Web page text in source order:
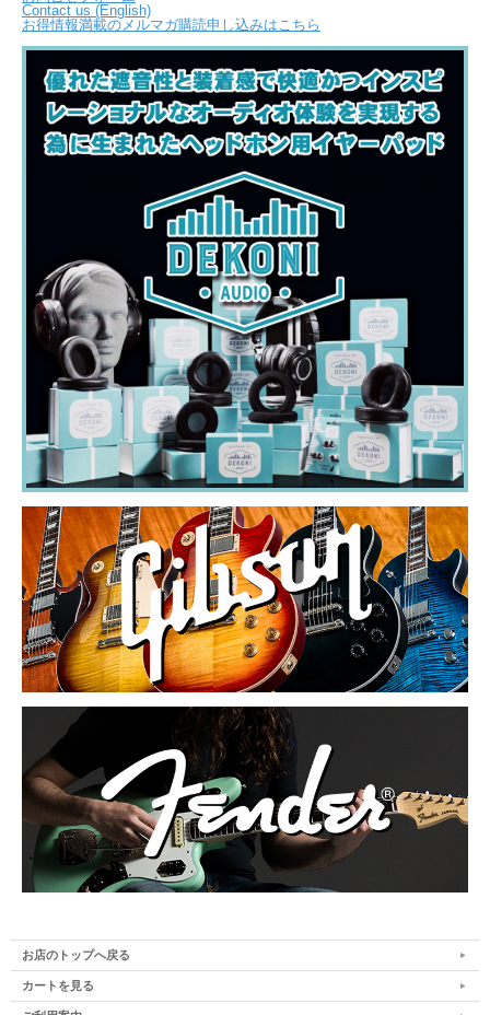
Contact us (English)
お得情報満載のメルマガ購読申し込みはこちら
お店のトップへ戻る
カートを見る